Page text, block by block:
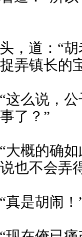
，道：“
弄镇长的
么说，
了？”
概的确
也不会弄
是胡闹！